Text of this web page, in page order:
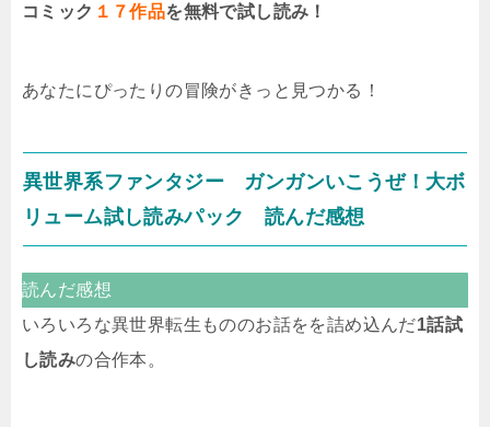
コミック １７作品を無料で試し読み！
あなたにぴったりの冒険がきっと見つかる！
異世界系ファンタジー ガンガンいこうぜ！大ボ
リューム試し読みパック 読んだ感想
読んだ感想
いろいろな異世界転生もののお話をを詰め込んだ1話試
し読みの合作本。